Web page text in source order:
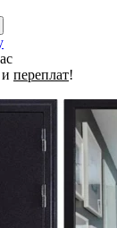
и переплат!